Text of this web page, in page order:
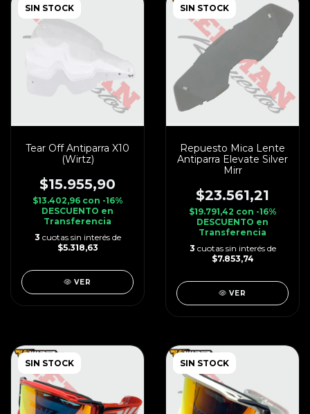
SIN STOCK
Tear Off Antiparra X10
(Wirtz)
$15.955,90
$13.402,96 con -16%
DESCUENTO en
Transferencia
3 cuotas sin interés de
$5.318,63
VER
SIN STOCK
Repuesto Mica Lente
Antiparra Elevate Silver
Mirr
$23.561,21
$19.791,42 con -16%
DESCUENTO en
Transferencia
3 cuotas sin interés de
$7.853,74
VER
SIN STOCK SIN STOCK